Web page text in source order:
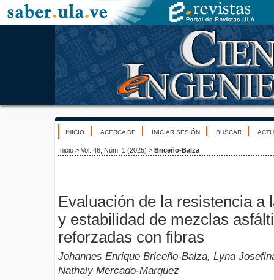
INICIO ACERCA DE INICIAR SESIÓN BUSCAR
Inicio > Vol. 46, Núm. 1 (2025) > Briceño-Balza
Evaluación de la resistencia a
y estabilidad de mezclas
reforzadas con fibras
Johannes Enrique Briceño-Balza, Lyna
Nathaly Mercado-Marquez